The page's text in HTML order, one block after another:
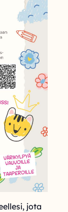
jota